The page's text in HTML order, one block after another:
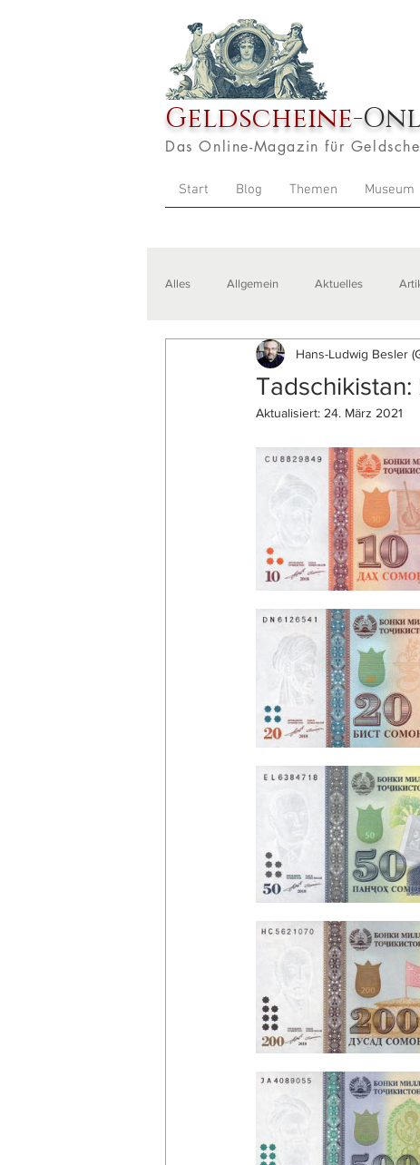
Geldscheine-
Das Online-Magazin für
Start Blog Themen Museum
Alles Allgemein Aktuelles
Veranstaltungen Zitate
Hans-Ludwig Besler
Aktualisiert: 24. März 2021